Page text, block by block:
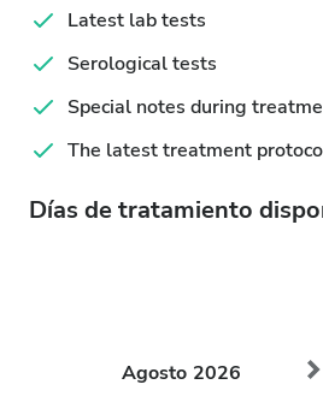
Latest lab tests
Serological tests
Special notes during
The latest treatment
Días de tratamiento
Agosto 2026